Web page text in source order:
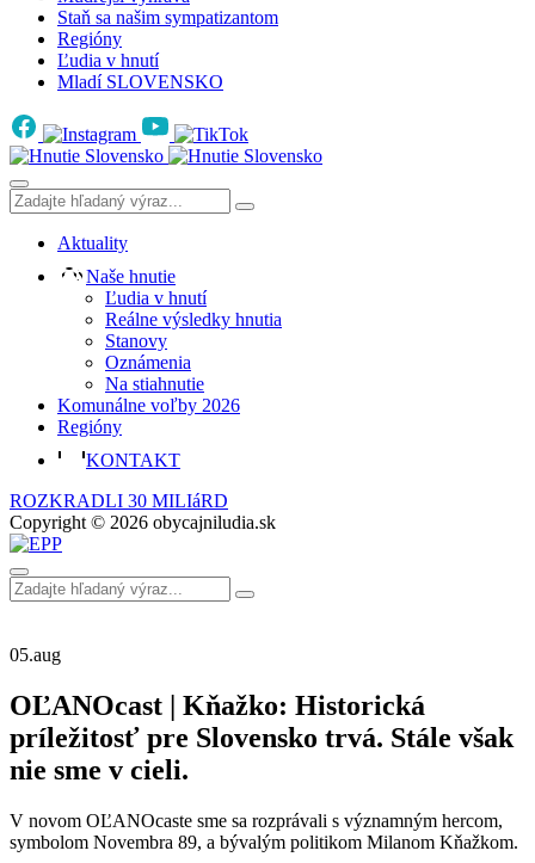
Staň sa našim sympatizantom
Regióny
Ľudia v hnutí
Mladí SLOVENSKO
Aktuality
Naše hnutie
Ľudia v hnutí
Reálne výsledky hnutia
Stanovy
Oznámenia
Na stiahnutie
Komunálne voľby 2026
Regióny
KONTAKT
ROZKRADLI 30 MILIáRD
Copyright © 2026 obycajniludia.sk
05.aug
OĽANOcast | Kňažko: Historická
príležitosť pre Slovensko trvá. Stále však
nie sme v cieli.
V novom OĽANOcaste sme sa rozprávali s významným hercom,
symbolom Novembra 89, a bývalým politikom Milanom Kňažkom.